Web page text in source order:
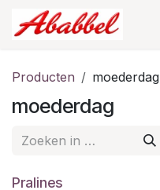
Overslaan naar inhoud
Producten moederdag
moederdag
Pralines